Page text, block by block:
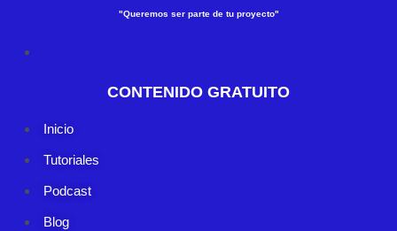
"Queremos ser parte de tu proyecto"
CONTENIDO GRATUITO
Inicio
Tutoriales
Podcast
Blog